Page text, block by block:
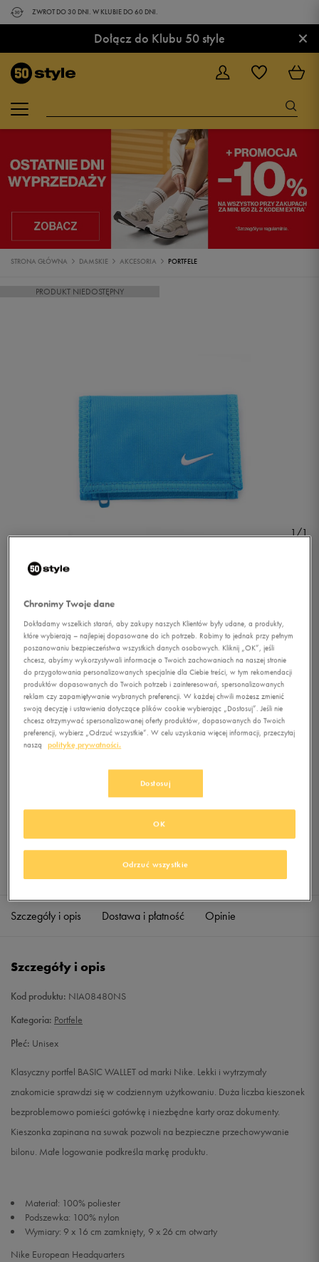
ZWROT DO 30 DNI. W KLUBIE DO 60 DNI.
Dołącz do Klubu 50 style ×
STRONA GŁÓWNA DAMSKIE AKCESORIA PORTFELE
PRODUKT NIEDOSTĘPNY
1/1
NIKE PORTFEL BASIC
WALLET LIGHT BLUE
0.0(0 )
9,99złz Vat
+ 50 PKT WKLUBIE 50 STYLE
Jeśli artykuł będzie ponownie dostępny, otrzymasz od nas powiadomienie.
Wybierz rozmiar
ONE SIZE Powiadom o dostępności
Sprawdź dostępność w salonach
Szczegóły i opis Dostawa i płatność Opinie
Szczegóły i opis
Kod produktu: NIA08480NS
Kategoria: Portfele
Płeć: Unisex
Klasyczny portfel BASIC WALLET od marki Nike. Lekki i wytrzymały
znakomicie sprawdzi się w codziennym użytkowaniu. Duża liczba kieszonek
bezproblemowo pomieści gotówkę i niezbędne karty oraz dokumenty.
Kieszonka zapinana na suwak pozwoli na bezpieczne przechowywanie
bilonu. Małe logowanie podkreśla markę produktu.
Materiał: 100% poliester
Podszewka: 100% nylon
Wymiary: 9 x 16 cm zamknięty, 9 x 26 cm otwarty
Nike European Headquarters
Chronimy Twoje dane
Dokładamy wszelkich starań, aby zakupy naszych Klientów były udane, a produkty,
które wybierają – najlepiej dopasowane do ich potrzeb. Robimy to jednak przy pełnym
poszanowaniu bezpieczeństwa wszystkich danych osobowych. Kliknij „OK”, jeśli
chcesz, abyśmy wykorzystywali informacje o Twoich zachowaniach na naszej stronie
do przygotowania personalizowanych specjalnie dla Ciebie treści, w tym rekomendacji
produktów dopasowanych do Twoich potrzeb i zainteresowań, spersonalizowanych
reklam czy zapamiętywanie wybranych preferencji. W każdej chwili możesz zmienić
swoją decyzję i ustawienia dotyczące plików cookie wybierając „Dostosuj”. Jeśli nie
chcesz otrzymywać spersonalizowanej oferty produktów, dopasowanych do Twoich
preferencji, wybierz „Odrzuć wszystkie”. W celu uzyskania więcej informacji, przeczytaj
naszą politykę prywatności.
Dostosuj
Odrzuć wszystkie
OK